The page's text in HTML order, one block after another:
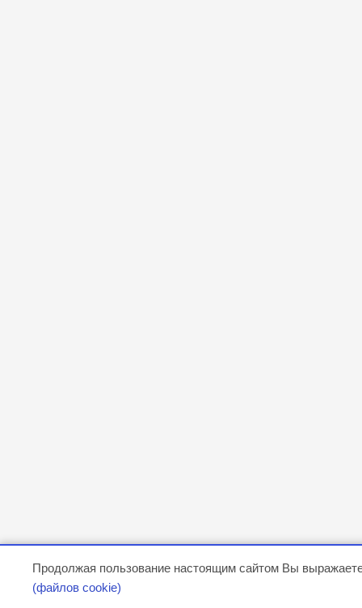
Продолжая пользование настоящим сайтом Вы
(файлов cookie)